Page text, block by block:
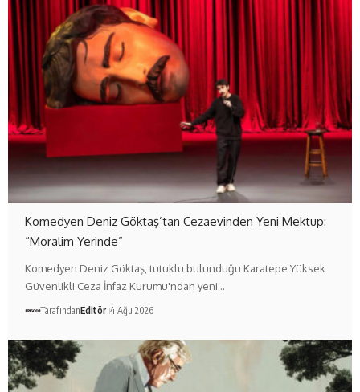
Komedyen Deniz Göktaş’tan Cezaevinden Yeni Mektup:
“Moralim Yerinde”
Komedyen Deniz Göktaş, tutuklu bulunduğu Karatepe Yüksek
Güvenlikli Ceza İnfaz Kurumu'ndan yeni…
TarafındanEditör 4 Ağu 2026